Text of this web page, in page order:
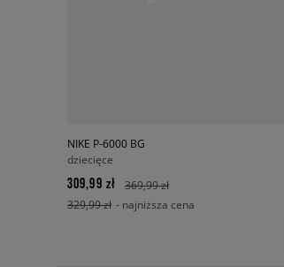
NIKE P-6000 BG
dziecięce
309,99 zł
369,99 zł
329,99 zł - najniższa cena